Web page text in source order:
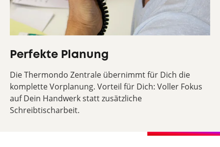
Perfekte Planung
Die Thermondo Zentrale übernimmt für Dich die
komplette Vorplanung. Vorteil für Dich: Voller Fokus
auf Dein Handwerk statt zusätzliche
Schreibtischarbeit.